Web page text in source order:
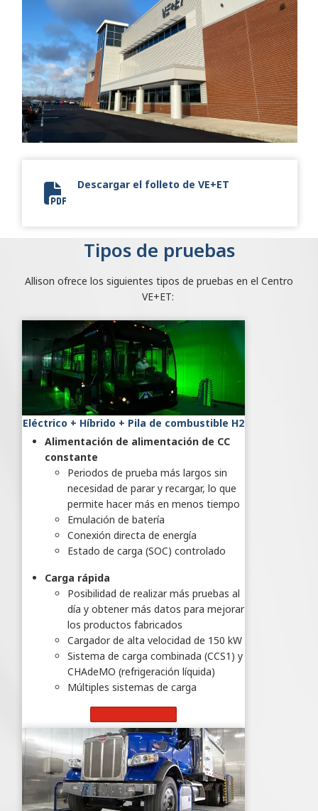
Vehicle Environmental Test Center.pdf
Descargar el folleto de VE+ET
Tipos de pruebas
Allison ofrece los siguientes tipos de pruebas en el Centro
VE+ET:
Eléctrico + Híbrido + Pila de combustible H2
Alimentación de alimentación de CC
constante
Periodos de prueba más largos sin
necesidad de parar y recargar, lo que
permite hacer más en menos tiempo
Emulación de batería
Conexión directa de energía
Estado de carga (SOC) controlado
Carga rápida
Posibilidad de realizar más pruebas al
día y obtener más datos para mejorar
los productos fabricados
Cargador de alta velocidad de 150 kW
Sistema de carga combinada (CCS1) y
CHAdeMO (refrigeración líquida)
Múltiples sistemas de carga